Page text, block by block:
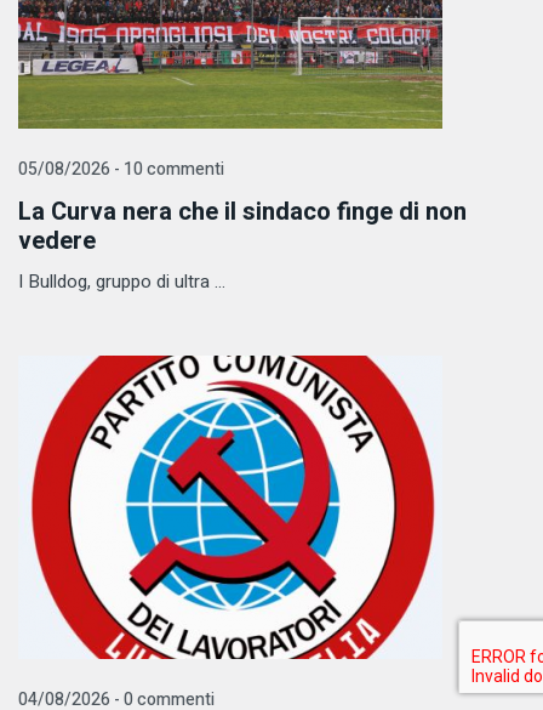
05/08/2026 - 10 commenti
La Curva nera che il sindaco finge di non
vedere
I Bulldog, gruppo di ultra ...
04/08/2026 - 0 commenti